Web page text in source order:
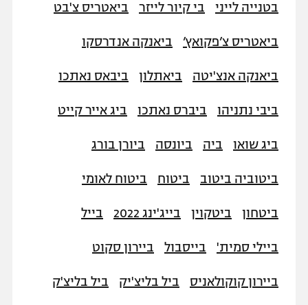
בטנייה לייני בי קיור לייזר ביאטריס צ'בט
ביאטריס צ’פקואץ’ ביאנקה אנדרסקו
ביאנקה אנצ'יטה ביאתלון ביבאס נאתכו
ביבי נתניהו ביברס נאתכו ביג אייר קייט
ביג שואו ביה ביונסה ביורן בורג
ביטוביה ביטוב ביטוח ביטוח לאומי
ביטחון ביטקוין בייג'ינג 2022 בייל
ביילי סמית' בייסבול ביירון סקוט
ביירון קוקולאניס ביל בליצ'יק ביל בליצ'ק